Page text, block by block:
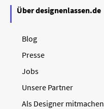
Über designenlassen.de
Blog
Presse
Jobs
Unsere Partner
Als Designer mitmachen